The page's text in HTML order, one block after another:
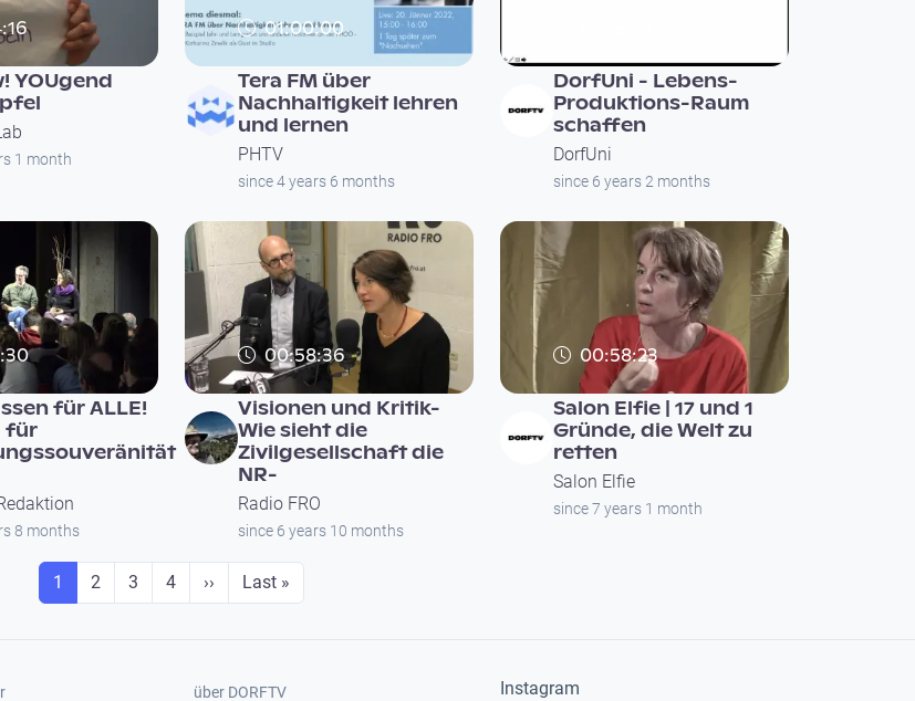
YOUgend
1 month
01:00:00
Tera FM über
Nachhaltigkeit lehren
und lernen
PHTV
since 4 years 6 months
DorfUni - Lebens-
Produktions-Raum
schaffen
DorfUni
since 6 years 2 months
für ALLE!
für
8 months
00:58:36
Visionen und Kritik-
Wie sieht die
Zivilgesellschaft die
NR-
Radio FRO
since 6 years 10 months
00:58:23
Salon Elfie | 17 und 1
Gründe, die Welt zu
retten
Salon Elfie
since 7 years 1 month
Seite
1 Seite
2 Seite
3 Seite
4 Next page
›› Last page
Last »
Footer 3
über DORFTV Instagram